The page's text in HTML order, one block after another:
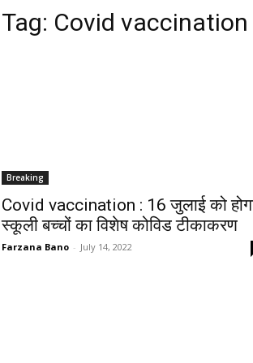
Tag: Covid vaccination
Breaking
Covid vaccination : 16 जुलाई को
स्कूली बच्चों का विशेष कोविड टीकाकरण
Farzana Bano - July 14, 2022